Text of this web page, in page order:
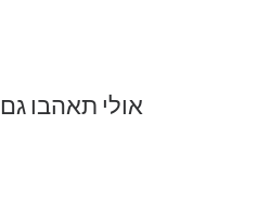
אולי תאהבו גם